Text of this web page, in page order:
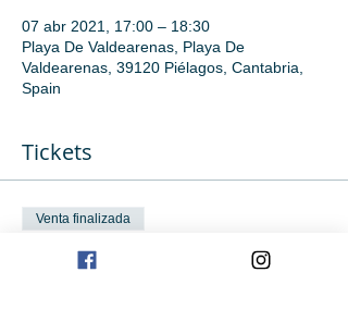
07 abr 2021, 17:00 – 18:30
Playa De Valdearenas, Playa De
Valdearenas, 39120 Piélagos, Cantabria,
Spain
Tickets
Venta finalizada
Tipo de entrada